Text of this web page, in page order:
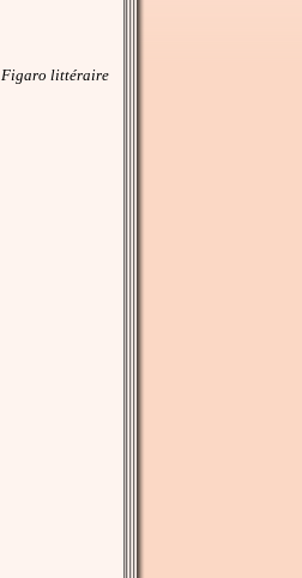
Figaro littéraire